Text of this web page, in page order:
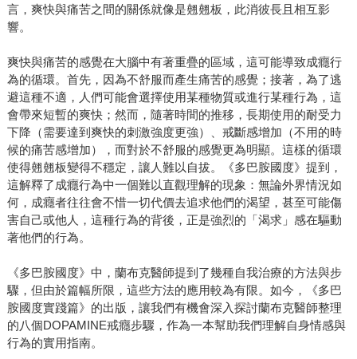
言，爽快與痛苦之間的關係就像是翹翹板，此消彼長且相互影
響。
爽快與痛苦的感覺在大腦中有著重疊的區域，這可能導致成癮行
為的循環。首先，因為不舒服而產生痛苦的感覺；接著，為了逃
避這種不適，人們可能會選擇使用某種物質或進行某種行為，這
會帶來短暫的爽快；然而，隨著時間的推移，長期使用的耐受力
下降（需要達到爽快的刺激強度更強）、戒斷感增加（不用的時
候的痛苦感增加），而對於不舒服的感覺更為明顯。這樣的循環
使得翹翹板變得不穩定，讓人難以自拔。《多巴胺國度》提到，
這解釋了成癮行為中一個難以直觀理解的現象：無論外界情況如
何，成癮者往往會不惜一切代價去追求他們的渴望，甚至可能傷
害自己或他人，這種行為的背後，正是強烈的「渴求」感在驅動
著他們的行為。
《多巴胺國度》中，蘭布克醫師提到了幾種自我治療的方法與步
驟，但由於篇幅所限，這些方法的應用較為有限。如今，《多巴
胺國度實踐篇》的出版，讓我們有機會深入探討蘭布克醫師整理
的八個DOPAMINE戒癮步驟，作為一本幫助我們理解自身情感與
行為的實用指南。